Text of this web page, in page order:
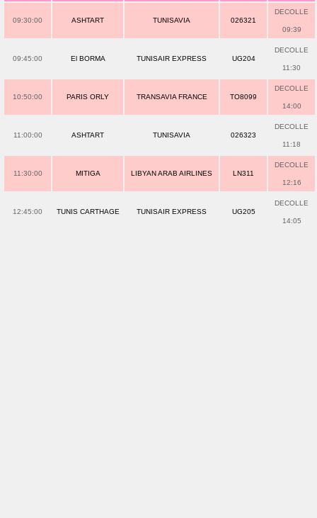
09:30:00 ASHTART TUNISAVIA 026321
DECOLLE
09:39
09:45:00 El BORMA TUNISAIR EXPRESS UG204
DECOLLE
11:30
10:50:00 PARIS ORLY TRANSAVIA FRANCE TO8099
DECOLLE
14:00
11:00:00 ASHTART TUNISAVIA 026323
DECOLLE
11:18
11:30:00 MITIGA LIBYAN ARAB AIRLINES LN311
DECOLLE
12:16
12:45:00 TUNIS CARTHAGE TUNISAIR EXPRESS UG205
DECOLLE
14:05